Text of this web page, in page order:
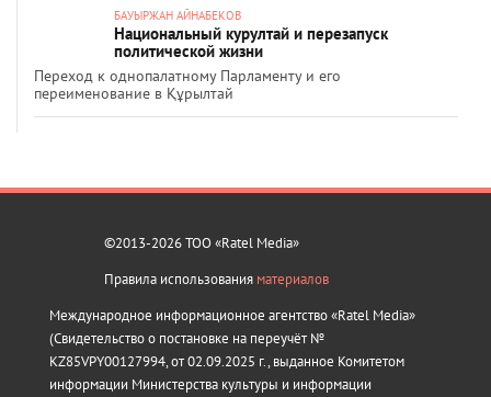
БАУЫРЖАН АЙНАБЕКОВ
Национальный курултай и перезапуск
политической жизни
Переход к однопалатному Парламенту и его
переименование в Құрылтай
©2013-2026 ТОО «Ratel Media»
Правила использования материалов
Международное информационное агентство «Ratel Media»
(Свидетельство о постановке на переучёт №
KZ85VPY00127994, от 02.09.2025 г., выданное Комитетом
информации Министерства культуры и информации